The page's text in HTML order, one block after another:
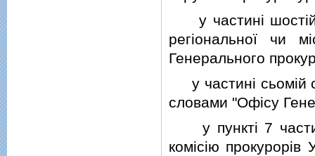
у частинi шостiй
регiональної чи
Генерального
у частинi сьомiй
словами "Офiсу
у пунктi 7
комiсiю прокурорiв